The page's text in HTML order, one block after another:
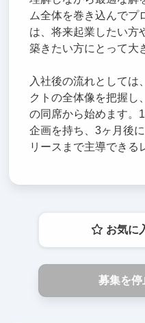
ム全体を巻き込んでプ
は、将来起業したい方
築きたい方にとって大
入社後の流れとしては
クトの全体像を把握し
の同席から始めます。
企画を持ち、3ヶ月後
リースまで主導できる
お気に
募集を停